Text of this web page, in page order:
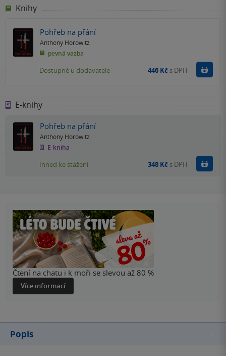
Knihy
Pohřeb na přání
Anthony Horowitz
pevná vazba
Dostupné u dodavatele 446 Kč s DPH
E-knihy
Pohřeb na přání
Anthony Horowitz
E-kniha
Ihned ke stažení 348 Kč s DPH Koupit
Čtení na chatu i k moři se slevou až 80 %
Více informací
Popis